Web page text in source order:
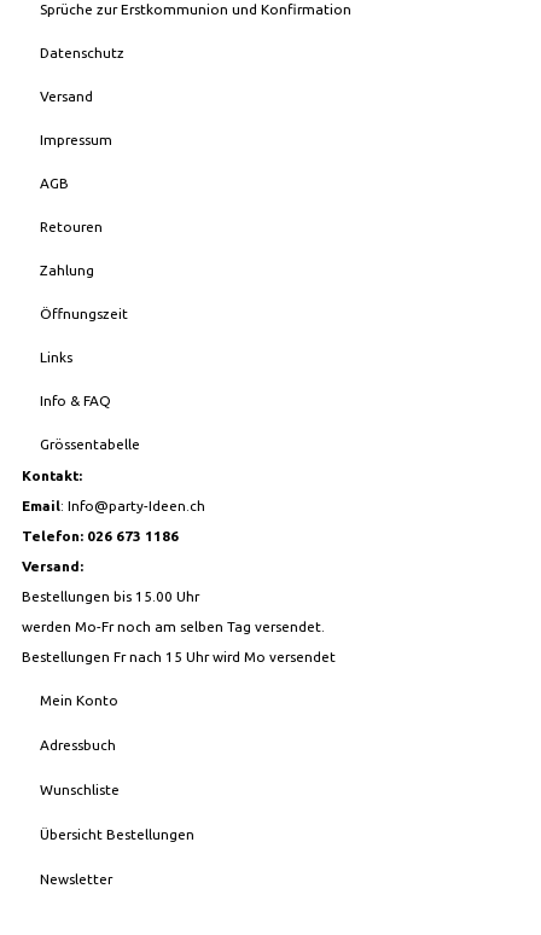
Sprüche zur Erstkommunion und Konfirmation
Datenschutz
Versand
Impressum
AGB
Retouren
Zahlung
Öffnungszeit
Links
Info & FAQ
Grössentabelle
Kontakt:
Email: Info@party-Ideen.ch
Telefon: 026 673 1186
Versand:
Bestellungen bis 15.00 Uhr
werden Mo-Fr noch am selben Tag versendet.
Bestellungen Fr nach 15 Uhr wird Mo versendet
Mein Konto
Adressbuch
Wunschliste
Übersicht Bestellungen
Newsletter